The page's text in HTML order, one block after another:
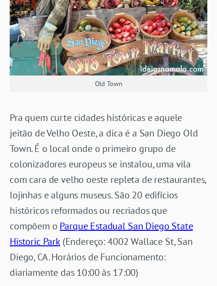
Old Town
Pra quem curte cidades históricas e aquele
jeitão de Velho Oeste, a dica é a San Diego Old
Town. É o local onde o primeiro grupo de
colonizadores europeus se instalou, uma vila
com cara de velho oeste repleta de restaurantes,
lojinhas e alguns museus. São 20 edifícios
históricos reformados ou recriados que
compõem o Parque Estadual San Diego State
Historic Park(Endereço: 4002 Wallace St, San
Diego, CA. Horários de Funcionamento:
diariamente das 10:00 às 17:00)